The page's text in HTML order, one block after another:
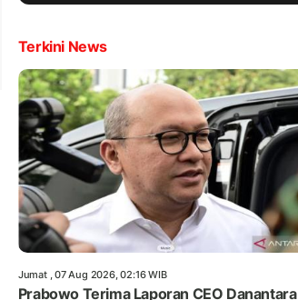
Terkini News
Jumat , 07 Aug 2026, 02:16 WIB
Prabowo Terima Laporan CEO Danantara